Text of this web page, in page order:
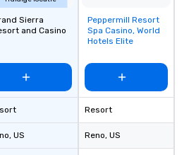
Sierra
and Casino
, US
Removed from
favorites
Peppermill Resort
Spa Casino, World
Hotels Elite
Resort
Reno, US